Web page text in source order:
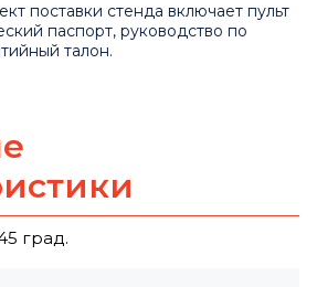
поставки стенда включает пульт
паспорт, руководство по
талон.
град.